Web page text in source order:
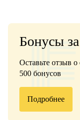
Бонусы
Оставьте отзыв
500 бонусов
Подробнее